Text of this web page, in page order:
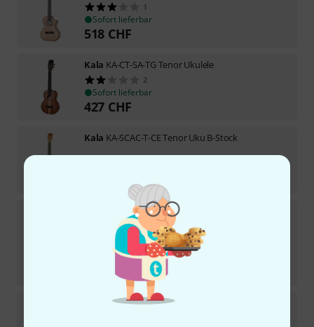
1
Sofort lieferbar
518 CHF
Kala KA-CT-SA-TG Tenor Ukulele
2
Sofort lieferbar
427 CHF
Kala KA-SCAC-T-CE Tenor Uku B-Stock
Revelator Night Owl Ac B-Stock
Sofort lieferbar
CHF
30-Tage-Bestpreis
KA-SCAC-T8 Tenor Ukulele